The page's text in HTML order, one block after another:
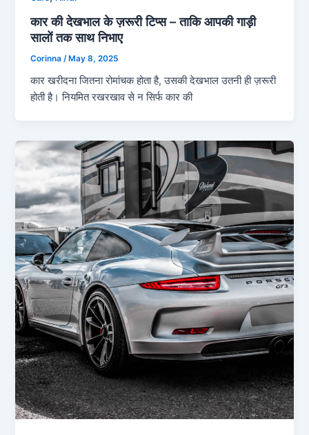
कार की देखभाल के ज़रूरी टिप्स – ताकि आपकी गाड़ी
सालों तक साथ निभाए
Corinna /May 8, 2025
कार खरीदना जितना रोमांचक होता है, उसकी देखभाल उतनी ही ज़रूरी
होती है। नियमित रखरखाव से न सिर्फ कार की